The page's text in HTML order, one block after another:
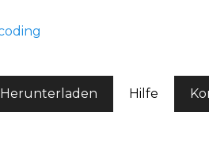
Herunterladen Hilfe